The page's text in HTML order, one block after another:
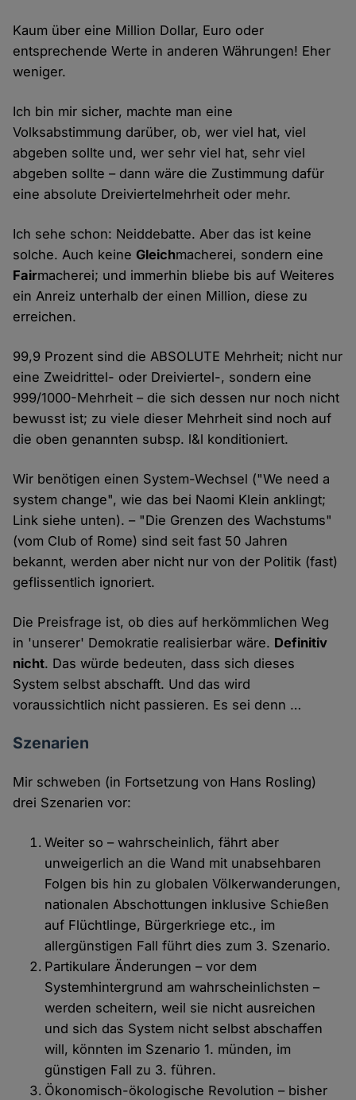
Kaum über eine Million Dollar, Euro oder
entsprechende Werte in anderen Währungen! Eher
weniger.
Ich bin mir sicher, machte man eine
Volksabstimmung darüber, ob, wer viel hat, viel
abgeben sollte und, wer sehr viel hat, sehr viel
abgeben sollte – dann wäre die Zustimmung dafür
eine absolute Dreiviertelmehrheit oder mehr.
Ich sehe schon: Neiddebatte. Aber das ist keine
solche. Auch keineGleichmacherei, sondern eine
Fairmacherei; und immerhin bliebe bis auf Weiteres
ein Anreiz unterhalb der einen Million, diese zu
erreichen.
99,9 Prozent sind die ABSOLUTE Mehrheit; nicht nur
eine Zweidrittel- oder Dreiviertel-, sondern eine
999/1000-Mehrheit – die sich dessen nur noch nicht
bewusst ist; zu viele dieser Mehrheit sind noch auf
die oben genannten subsp. l&l konditioniert.
Wir benötigen einen System-Wechsel ("We need a
system change", wie das bei Naomi Klein anklingt;
Link siehe unten). – "Die Grenzen des Wachstums"
(vom Club of Rome) sind seit fast 50 Jahren
bekannt, werden aber nicht nur von der Politik (fast)
geflissentlich ignoriert.
Die Preisfrage ist, ob dies auf herkömmlichen Weg
in 'unserer' Demokratie realisierbar wäre. Definitiv
nicht. Das würde bedeuten, dass sich dieses
System selbst abschafft. Und das wird
voraussichtlich nicht passieren. Es sei denn …
Szenarien
Mir schweben (in Fortsetzung von Hans Rosling)
drei Szenarien vor:
Weiter so – wahrscheinlich, fährt aber
unweigerlich an die Wand mit unabsehbaren
Folgen bis hin zu globalen Völkerwanderungen,
nationalen Abschottungen inklusive Schießen
auf Flüchtlinge, Bürgerkriege etc., im
allergünstigen Fall führt dies zum 3. Szenario.
Partikulare Änderungen – vor dem
Systemhintergrund am wahrscheinlichsten –
werden scheitern, weil sie nicht ausreichen
und sich das System nicht selbst abschaffen
will, könnten im Szenario 1. münden, im
günstigen Fall zu 3. führen.
Ökonomisch-ökologische Revolution – bisher